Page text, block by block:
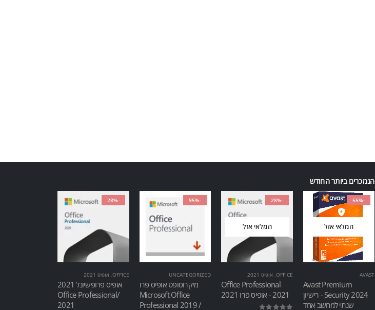
הנמכרים ביותר החודש
-55%
המלאי אזל
AVAST
Avast Premium
Security 2024 - רישיון
שנתי למחשב אחד
-28%
המלאי אזל
OFFICE
, אופיס 2021
Office Professional
2021 - אופיס פרו 2021
-95%
UNCATEGORIZED
מיקרוסופט אופיס פרו
Microsoft Office
Professional 2019 /
-28%
OFFICE
, אופיס 2021
אופיס פרופשיונל 2021
/Office Professional
2021